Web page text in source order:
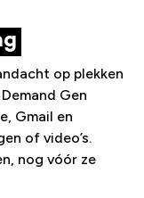
op plekken
Demand Gen
Gmail en
of video’s.
, nog vóór ze